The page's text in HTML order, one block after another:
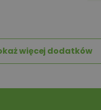
więcej dodatków